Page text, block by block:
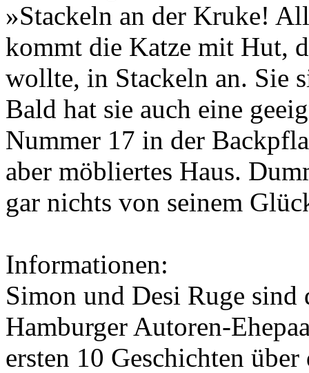
»Stackeln an der Kruke!
kommt die Katze mit Hut,
wollte, in Stackeln an. Sie
Bald hat sie auch eine
Nummer 17 in der
aber möbliertes Haus.
gar nichts von seinem
Informationen:
Simon und Desi Ruge sind
Hamburger Autoren-
ersten 10 Geschichten